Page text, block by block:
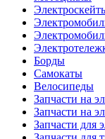
Борды
Самокаты
Велосипеды
Запчасти на
Запчасти на
Запчасти для